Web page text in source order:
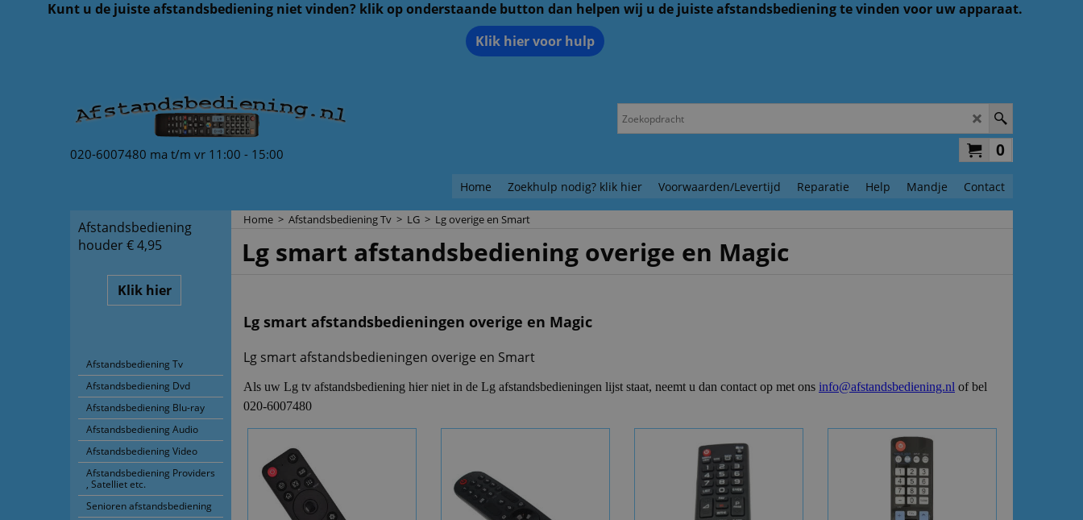
Kunt u de juiste afstandsbediening niet vinden? klik op onderstaande button dan helpen wij u de juiste afstandsbediening te vinden voor uw apparaat.
Klik hier voor hulp
020-6007480 ma t/m vr 11:00 - 15:00 0
Home Zoekhulp nodig? klik hier Voorwaarden/Levertijd Reparatie Help Mandje Contact
Afstandsbediening
houder € 4,95
Klik hier
Afstandsbediening Tv
Afstandsbediening Dvd
Afstandsbediening Blu-ray
Afstandsbediening Audio
Afstandsbediening Video
Afstandsbediening Providers
, Satelliet etc.
Senioren afstandsbediening
Home > Afstandsbediening Tv > LG > Lg overige en Smart
Lg smart afstandsbediening overige en Magic
Lg smart afstandsbedieningen overige en Magic
Lg smart afstandsbedieningen overige en Smart
Als uw Lg tv afstandsbediening hier niet in de Lg afstandsbedieningen lijst staat, neemt u dan contact op met ons info@afstandsbediening.nl of bel
020-6007480